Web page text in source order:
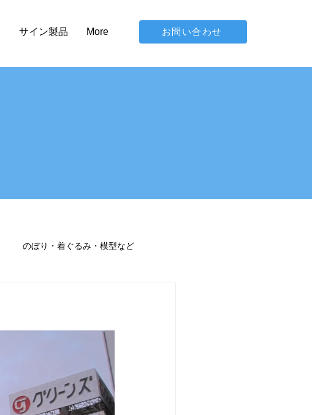
サイン製品 More お問い合わせ
のぼり・着ぐるみ・模型など